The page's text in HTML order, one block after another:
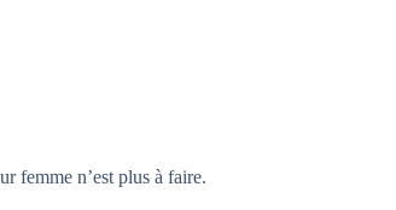
femme n’est plus à faire.